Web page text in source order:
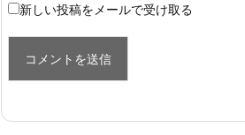
新しい投稿をメールで受け取る